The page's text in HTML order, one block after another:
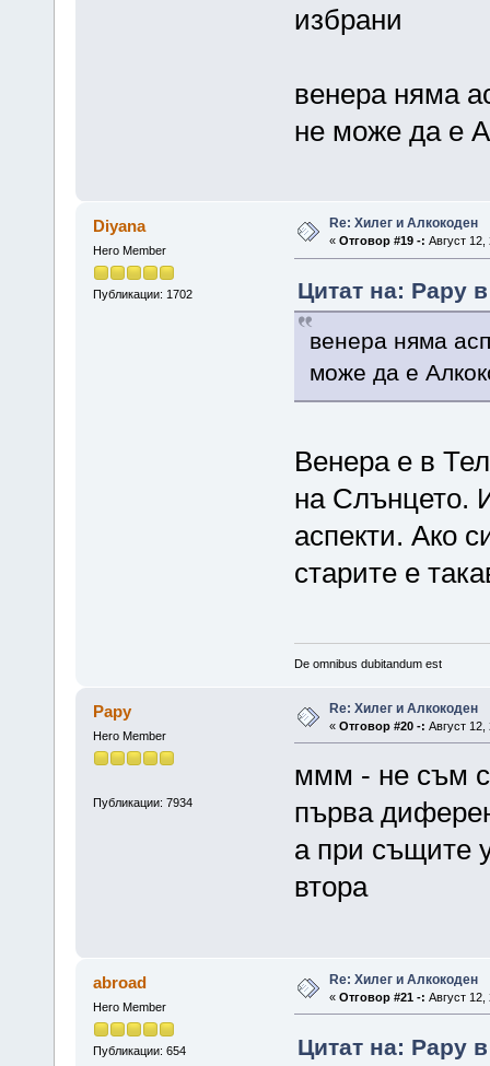
избрани
венера няма
не може да е
Diyana
Hero Member
Публикации: 1702
Re: Хилег и Алкокоден
« Отговор #19 -: Август
Цитат на: Papy
венера няма
може да е
Венера е в
на Слънцето.
аспекти. Ако
старите е
De omnibus dubitandum est
Papy
Hero Member
Публикации: 7934
Re: Хилег и Алкокоден
« Отговор #20 -: Август
ммм - не съм
първа
а при същите
втора
abroad
Hero Member
Публикации: 654
Re: Хилег и Алкокоден
« Отговор #21 -: Август
Цитат на: Papy